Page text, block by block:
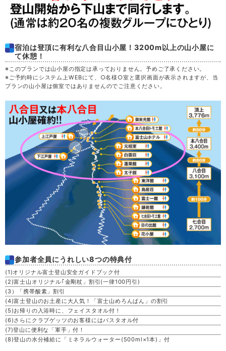
土 29 46,800円 (45,800円)
月 31 36,300円(35,300円)
決定
空席
宿泊は登頂に有利な八合目山小屋！3200m以上の山小屋に
て休憩！
※このプランでは山小屋の指定は承っておりません。予めご了承ください。
※ご予約時にシステム上WEBにて、○名様○室と選択画面が表示されますが、当
プランの山小屋は個室ではありませんのでご注意ください。
参加者全員にうれしい8つの特典付
(1)オリジナル富士登山安全ガイドブック付
(2)富士山オリジナル｢金剛杖」割引(一律100円引)
(3）「携帯酸素」割引
(4)富士登山のお土産に大人気！「富士山めろんぱん」の割引
(5)お帰りの入浴時に、フェイスタオル付！
(6)さらにクラブゲッツのお客様にはバスタオル付
(7)登山に便利な「軍手」付！
(8)登山の水分補給に「ミネラルウォーター(500ml×1本)」付